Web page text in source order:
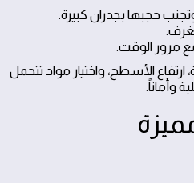
حجبها بجدران كبيرة.
مرور الوقت.
الأسطح، واختيار مواد تتحمل
وأماناً.